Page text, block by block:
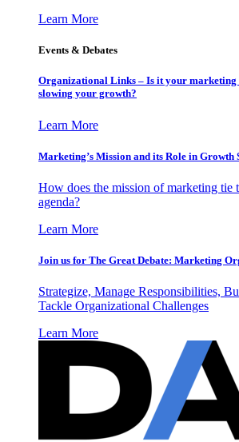
Learn More
Events & Debates
Organizational Links – Is it your
slowing your growth?
Learn More
Marketing’s Mission and its Role in Growth
How does the mission of marketing tie
agenda?
Learn More
Join us for The Great Debate: Marketing
Strategize, Manage Responsibilities,
Tackle Organizational Challenges
Learn More